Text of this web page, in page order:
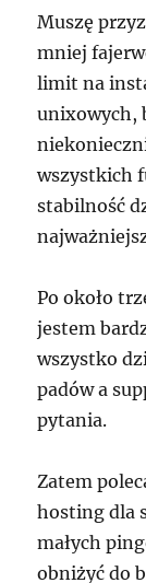
Muszę
mniej
limit na
unixowych,
wszystkich
stabilność
Po około
jestem
wszystko
padów a
pytania.
Zatem
hosting dla
małych
obniżyć do